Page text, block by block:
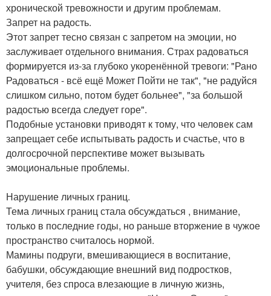
хронической тревожности и другим проблемам.
Запрет на радость.
Этот запрет тесно связан с запретом на эмоции, но
заслуживает отдельного внимания. Страх радоваться
формируется из-за глубоко укоренённой тревоги: "Рано
Радоваться - всё ещё Может Пойти не так", "не радуйся
слишком сильно, потом будет больнее", "за большой
радостью всегда следует горе".
Подобные установки приводят к тому, что человек сам
запрещает себе испытывать радость и счастье, что в
долгосрочной перспективе может вызывать
эмоциональные проблемы.
Нарушение личных границ.
Тема личных границ стала обсуждаться , внимание,
только в последние годы, но раньше вторжение в чужое
пространство считалось нормой.
Мамины подруги, вмешивающиеся в воспитание,
бабушки, обсуждающие внешний вид подростков,
учителя, без спроса влезающие в личную жизнь,